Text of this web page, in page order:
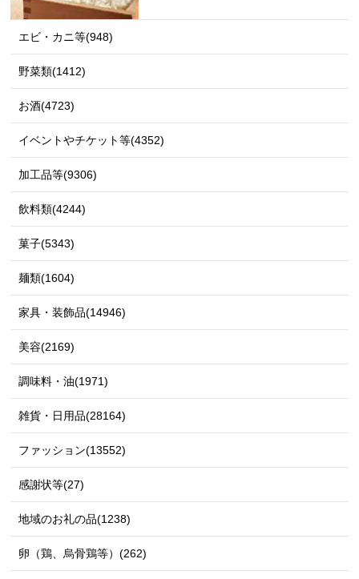
エビ・カニ等(948)
野菜類(1412)
お酒(4723)
イベントやチケット等(4352)
加工品等(9306)
飲料類(4244)
菓子(5343)
麺類(1604)
家具・装飾品(14946)
美容(2169)
調味料・油(1971)
雑貨・日用品(28164)
ファッション(13552)
感謝状等(27)
地域のお礼の品(1238)
卵（鶏、烏骨鶏等）(262)